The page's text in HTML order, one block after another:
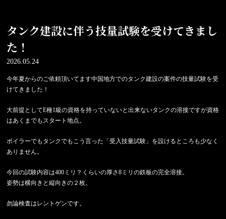
タンク建設に伴う技量試験を受けてきまし
た！
2026.05.24
今年夏からのご依頼頂いてます中国地方でのタンク建設の案件の技量試験を受
けてきました！
大前提としてE種1級の資格を持っていないと出来ないタンクの溶接ですが資格
はあくまでもスタート地点。
ボイラーでもタンクでもこう言った「受入技量試験」を設けるところも少なく
ありません。
今回の試験内容は400ミリ？くらいの厚さ8ミリの鉄板の完全溶接。
姿勢は横向きと縦向きの２枚。
勿論検査はレントゲンです。